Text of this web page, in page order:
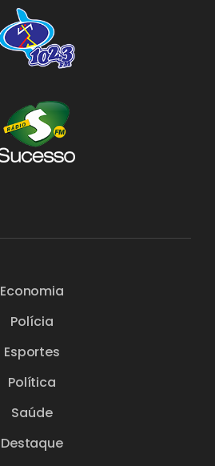
Economia
Polícia
Esportes
Política
Saúde
Destaque